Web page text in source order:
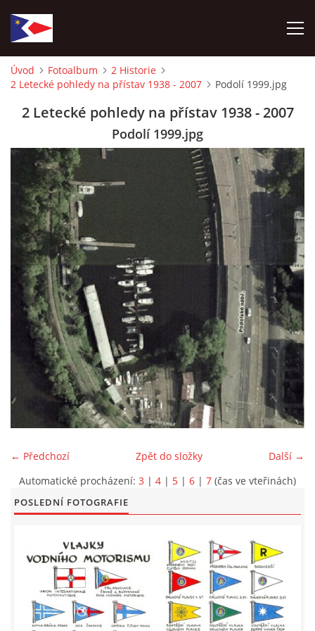
ÚVOD
NÁBOR NOVÝCH ČLENŮ
HISTORIE
SOUČASNOST
VIZE BUDOUCNOSTI
FOTOALBUM
LODĚNICE A OKOLÍ
ROČENKA 2026
PLOVOUCÍ LODĚNICE
UŽITEČNÉ ODKAZY
KONTAKTY
VSTUP PRO ČLENY
Úvod Fotoalbum
2 Historie
2 Letecké pohledy na přístav 1938 - 2007
Podolí 1999.jpg
2 Letecké pohledy na přístav 1938 - 2007
Podolí 1999.jpg
← Předchozí Další →
Zpět do složky
Automatické procházení: 3 | 4 | 5 | 6 | 7 (čas ve vteřinách)
POSLEDNÍ FOTOGRAFIE